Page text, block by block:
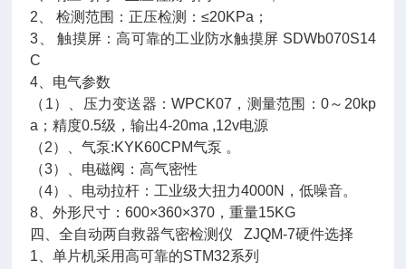
2、 检测范围：正压检测：≤20KPa；
3、 触摸屏：高可靠的工业防水触摸屏 SDWb070S14
C
4、电气参数
（1）、压力变送器：WPCK07，测量范围：0～20kp
a；精度0.5级，输出4-20ma ,12v电源
（2）、气泵:KYK60CPM气泵 。
（3）、电磁阀：高气密性
（4）、电动拉杆：工业级大扭力4000N，低噪音。
8、外形尺寸：600×360×370，重量15KG
四、全自动两自救器气密检测仪 ZJQM-7硬件选择
1、单片机采用高可靠的STM32系列